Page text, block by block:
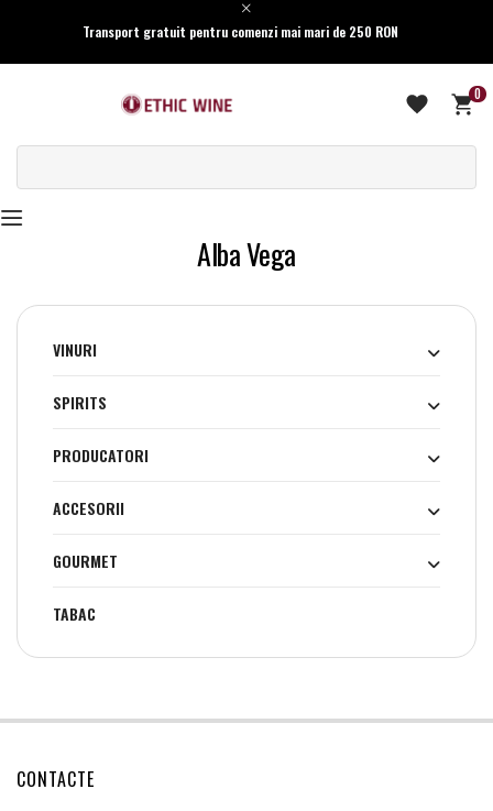
Transport gratuit pentru comenzi mai mari de 250 RON
0
Alba Vega
VINURI
SPIRITS
PRODUCATORI
ACCESORII
GOURMET
TABAC
CONTACTE